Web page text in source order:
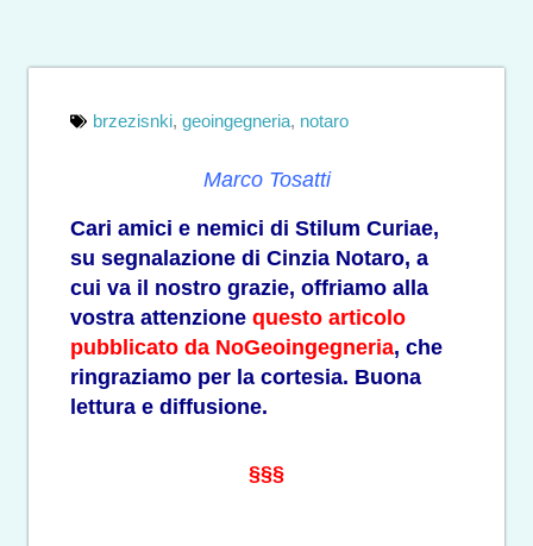
brzezisnki, geoingegneria, notaro
Marco Tosatti
Cari amici e nemici di Stilum Curiae,
su segnalazione di Cinzia Notaro, a
cui va il nostro grazie, offriamo alla
vostra attenzione questo articolo
pubblicato da NoGeoingegneria, che
ringraziamo per la cortesia. Buona
lettura e diffusione.
§§§